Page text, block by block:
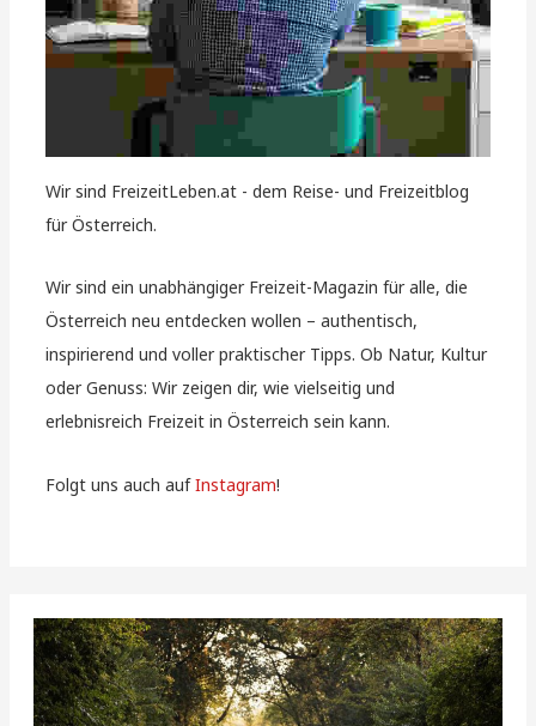
Wir sind FreizeitLeben.at - dem Reise- und Freizeitblog
für Österreich.
Wir sind ein unabhängiger Freizeit-Magazin für alle, die
Österreich neu entdecken wollen – authentisch,
inspirierend und voller praktischer Tipps. Ob Natur, Kultur
oder Genuss: Wir zeigen dir, wie vielseitig und
erlebnisreich Freizeit in Österreich sein kann.
Folgt uns auch aufInstagram!